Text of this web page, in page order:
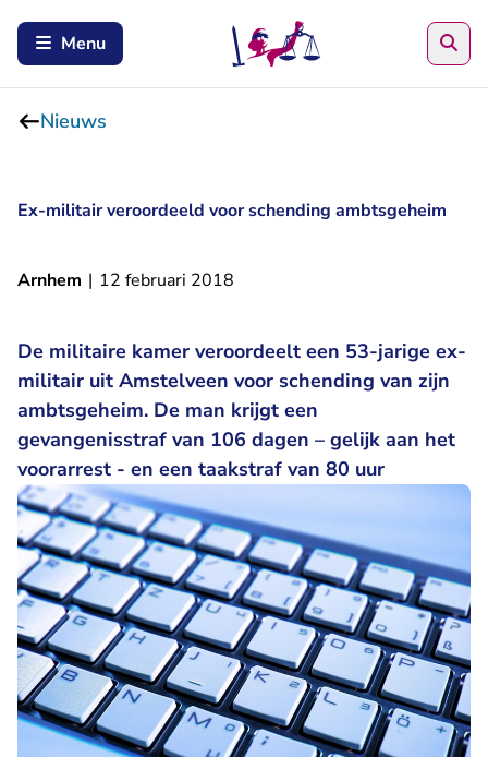
Menu
Nieuws
Ex-militair veroordeeld voor schending ambtsgeheim
Arnhem | 12 februari 2018
De militaire kamer veroordeelt een 53-jarige ex-
militair uit Amstelveen voor schending van zijn
ambtsgeheim. De man krijgt een
gevangenisstraf van 106 dagen – gelijk aan het
voorarrest - en een taakstraf van 80 uur